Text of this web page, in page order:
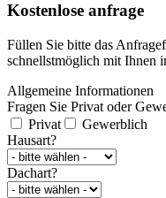
Kostenlose anfrage
Füllen Sie bitte das
schnellstmöglich mit Ihnen
Allgemeine Informationen
Fragen Sie Privat oder
Privat
Gewerblich
Hausart?
Dachart?